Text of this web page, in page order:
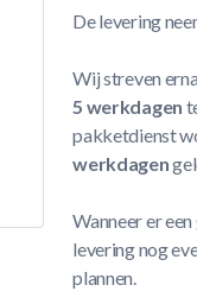
De levering
Wij streven
5 werkdagen
pakketdienst
werkdagen
Wanneer er
levering nog
plannen.